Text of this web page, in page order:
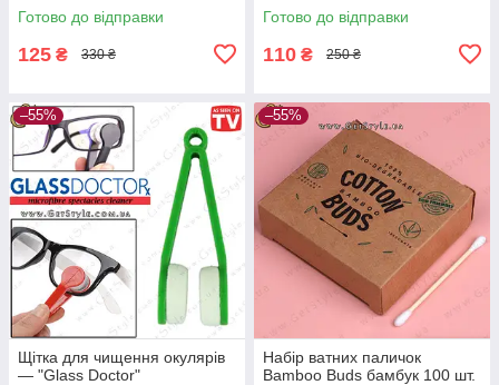
Готово до відправки
125 ₴ 330 ₴
Готово до відправки
110 ₴ 250 ₴
–55%
Щітка для чищення окулярів
— "Glass Doctor"
–55%
Набір ватних паличок
Bamboo Buds бамбук 100 шт.